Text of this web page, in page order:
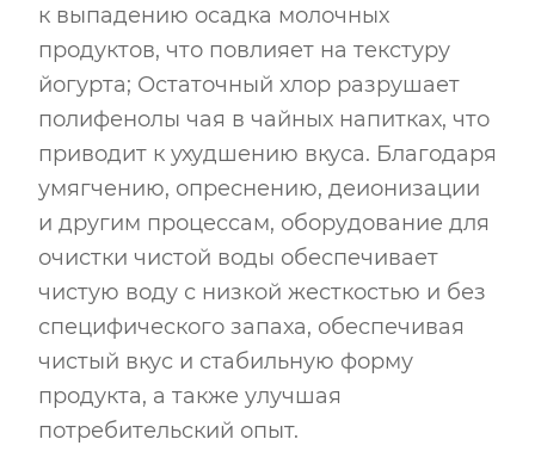
к выпадению осадка молочных
продуктов, что повлияет на текстуру
йогурта; Остаточный хлор разрушает
полифенолы чая в чайных напитках, что
приводит к ухудшению вкуса. Благодаря
умягчению, опреснению, деионизации
и другим процессам, оборудование для
очистки чистой воды обеспечивает
чистую воду с низкой жесткостью и без
специфического запаха, обеспечивая
чистый вкус и стабильную форму
продукта, а также улучшая
потребительский опыт.